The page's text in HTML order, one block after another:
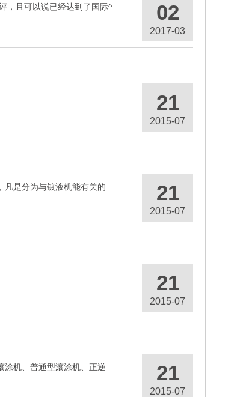
，且可以说已经达到了国际^
02
2017-03
21
2015-07
凡是分为与镀液机能有关的
21
2015-07
21
2015-07
涂机、普通型滚涂机、正逆
21
2015-07